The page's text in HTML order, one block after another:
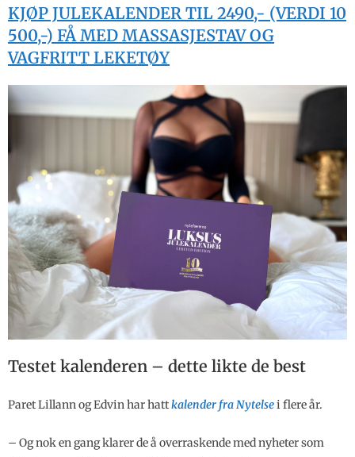
KJØP JULEKALENDER TIL 2490,- (VERDI 10
500,-) FÅ MED MASSASJESTAV OG
VAGFRITT LEKETØY
Testet kalenderen – dette likte de best
Paret Lillann og Edvin har hattkalender fra Nytelsei flere år.
– Og nok en gang klarer de å overraskende med nyheter som